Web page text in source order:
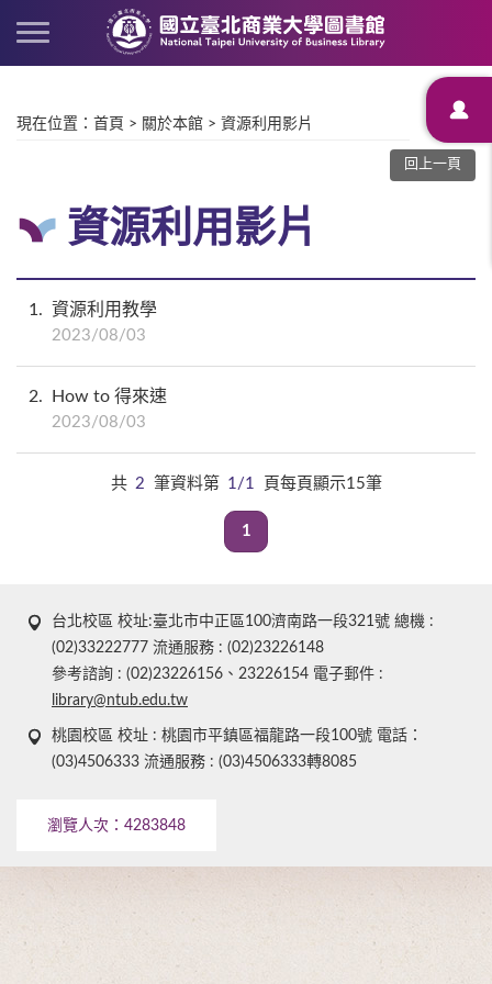
現在位置 ： 首頁 > 關於本館 > 資源利用影片
回上一頁
資源利用影片
1 資源利用教學
2023/08/03
2 How to 得來速
2023/08/03
共 2 筆資料第 1/1 頁每頁顯示15筆
1
台北校區 校址:臺北市中正區100濟南路一段321號 總機 :
(02)33222777 流通服務 : (02)23226148
參考諮詢 : (02)23226156、23226154 電子郵件 :
library@ntub.edu.tw
桃園校區 校址 : 桃園市平鎮區福龍路一段100號 電話：
(03)4506333 流通服務 : (03)4506333轉8085
瀏覽人次： 4283848